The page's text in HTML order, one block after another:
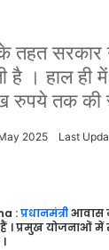
सरकार
है । हाल ही
रुपये तक की
2025 Last
:प्रधानमंत्रीआवास
। प्रमुख योजनाओं में